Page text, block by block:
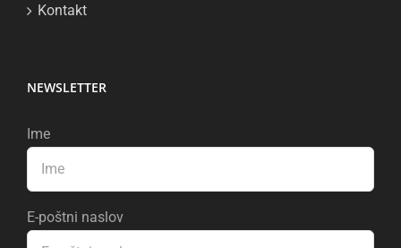
Kontakt
NEWSLETTER
Ime
E-poštni naslov